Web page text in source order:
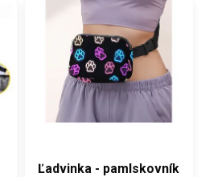
Ľadvinka - pamlskovník